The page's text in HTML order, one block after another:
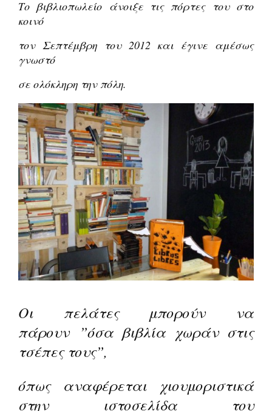
Το βιβλιοπωλείο άνοιξε τις πόρτες του στο
κοινό
τον Σεπτέμβρη του 2012 και έγινε αμέσως
γνωστό
σε ολόκληρη την πόλη.
Οι πελάτες μπορούν να
πάρουν ”όσα βιβλία χωράν στις
τσέπες τους”,
όπως αναφέρεται χιουμοριστικά
στην ιστοσελίδα του